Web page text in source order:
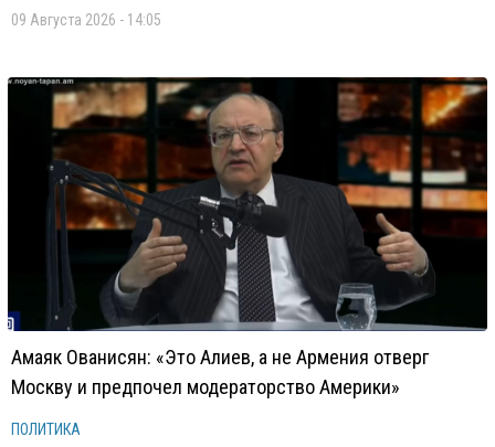
09 Августа 2026 - 14:05
Амаяк Ованисян: «Это Алиев, а не Армения отверг
Москву и предпочел модераторство Америки»
ПОЛИТИКА